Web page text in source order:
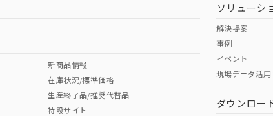
Cr(VI)
新商品情報
在庫状況/標準価格
生産終了品/推奨代替品
特設サイト
ソリューシ
解決提案
事例
イベント
現場データ活
ダウンロー